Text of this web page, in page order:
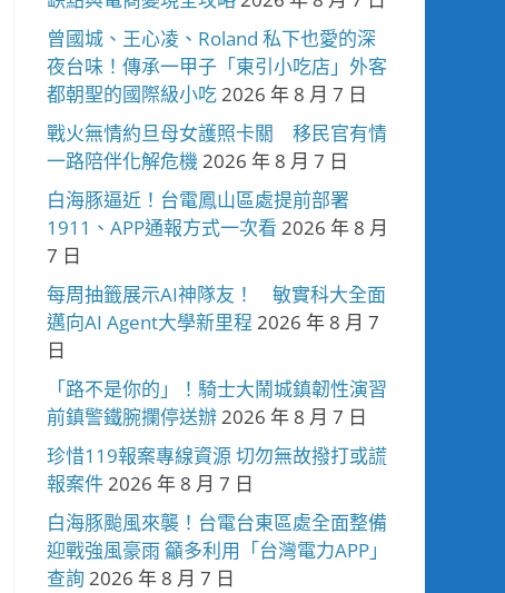
曾國城、王心凌、Roland 私下也愛的深
夜台味！傳承一甲子「東引小吃店」外客
都朝聖的國際級小吃2026 年 8 月 7 日
戰火無情約旦母女護照卡關 移民官有情
一路陪伴化解危機2026 年 8 月 7 日
白海豚逼近！台電鳳山區處提前部署
1911、APP通報方式一次看 2026 年 8 月
7 日
每周抽籤展示AI神隊友！ 敏實科大全面
邁向AI Agent大學新里程 2026 年 8 月 7
日
「路不是你的」！騎士大鬧城鎮韌性演習
前鎮警鐵腕攔停送辦2026 年 8 月 7 日
珍惜119報案專線資源 切勿無故撥打或謊
報案件2026 年 8 月 7 日
白海豚颱風來襲！台電台東區處全面整備
迎戰強風豪雨 籲多利用「台灣電力APP」
查詢 2026 年 8 月 7 日